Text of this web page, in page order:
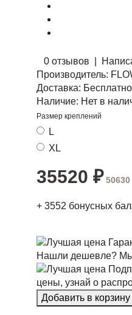
0 отзывов
Производитель:
Доставка:
Наличие: Нет в
Размер креплений
L
XL
35520 ₽ 50630
+ 3552 бонусных
Нашли дешевле?
цены, узнай о